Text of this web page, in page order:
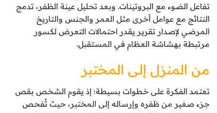
تفاعل الضوء مع البروتينات. وبعد تحليل عينة الظفر، تدمج
النتائج مع عوامل أخرى مثل العمر والجنس والتاريخ
المرضي لإصدار تقرير يقدر احتمالات التعرض لكسور
مرتبطة بهشاشة العظام في المستقبل.
من المنزل إلى المختبر
تعتمد الفكرة على خطوات بسيطة؛ إذ يقوم الشخص بقص
جزء صغير من ظفره وإرساله إلى المختبر، حيث تُفحص